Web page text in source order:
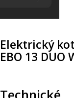
Elektrický
EBO 13 DUO
Technické